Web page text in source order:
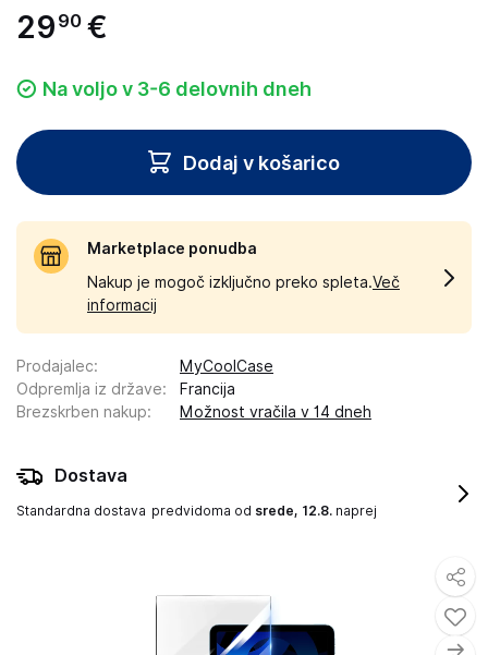
29 90 €
Na voljo v 3-6 delovnih dneh
Dodaj v košarico
Marketplace ponudba
Nakup je mogoč izključno preko spleta.Več
informacij
Prodajalec:
MyCoolCase
Odpremlja iz države:
Francija
Brezskrben nakup: Možnost vračila v 14 dneh
Dostava
Standardna dostava predvidoma od srede, 12.8. naprej